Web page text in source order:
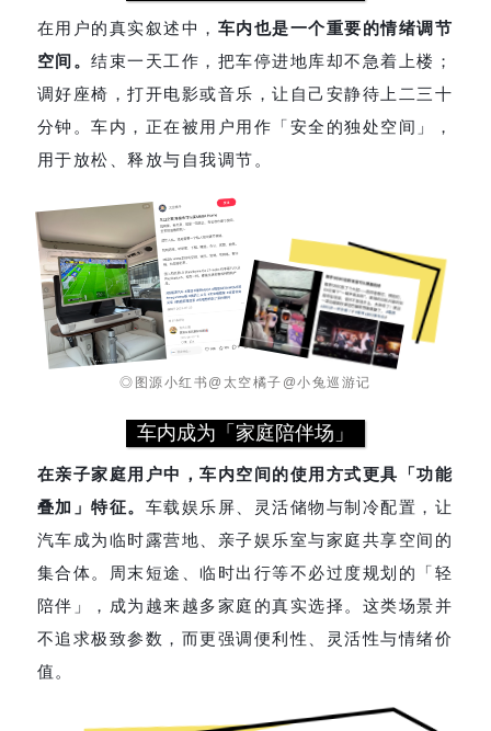
在用户的真实叙述中， 车内也是一个重要的情绪调节
空间。结束一天工作，把车停进地库却不急着上楼；
调好座椅，打开电影或音乐，让自己安静待上二三十
分钟。车内，正在被用户用作「安全的独处空间」，
用于放松、释放与自我调节。
◎图源小红书@太空橘子@小兔巡游记
车内成为「家庭陪伴场」
在亲子家庭用户中，车内空间的使用方式更具「功能
叠加」特征。 车载娱乐屏、灵活储物与制冷配置，让
汽车成为临时露营地、亲子娱乐室与家庭共享空间的
集合体。周末短途、临时出行等不必过度规划的「轻
陪伴」，成为越来越多家庭的真实选择。这类场景并
不追求极致参数，而更强调便利性、灵活性与情绪价
值。